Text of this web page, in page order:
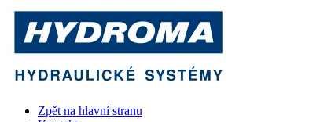
Zpět na hlavní stranu